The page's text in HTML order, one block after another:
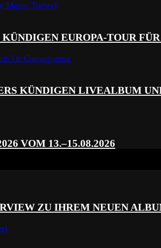
EUROPA-TOUR
KÜNDIGEN LIVEALBUM
VOM 13.–15.08.2026
ZU IHREM NEUEN